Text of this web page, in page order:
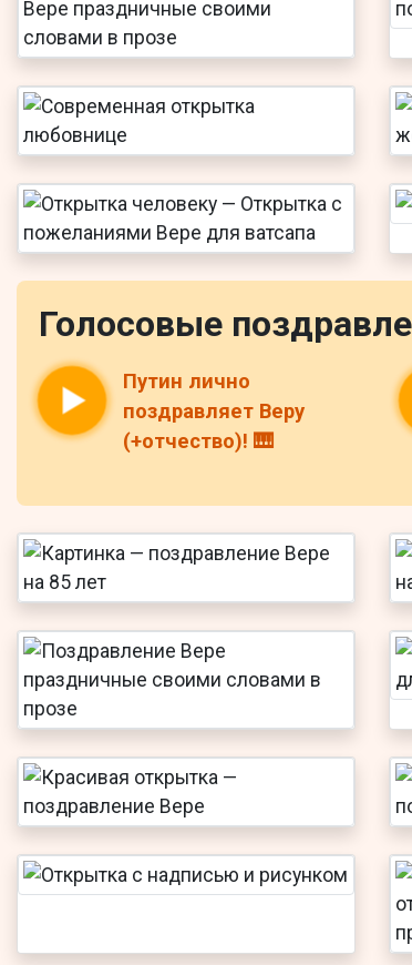
Голосовые
Путин лично
поздравляет Веру
(+отчество)! 🎹